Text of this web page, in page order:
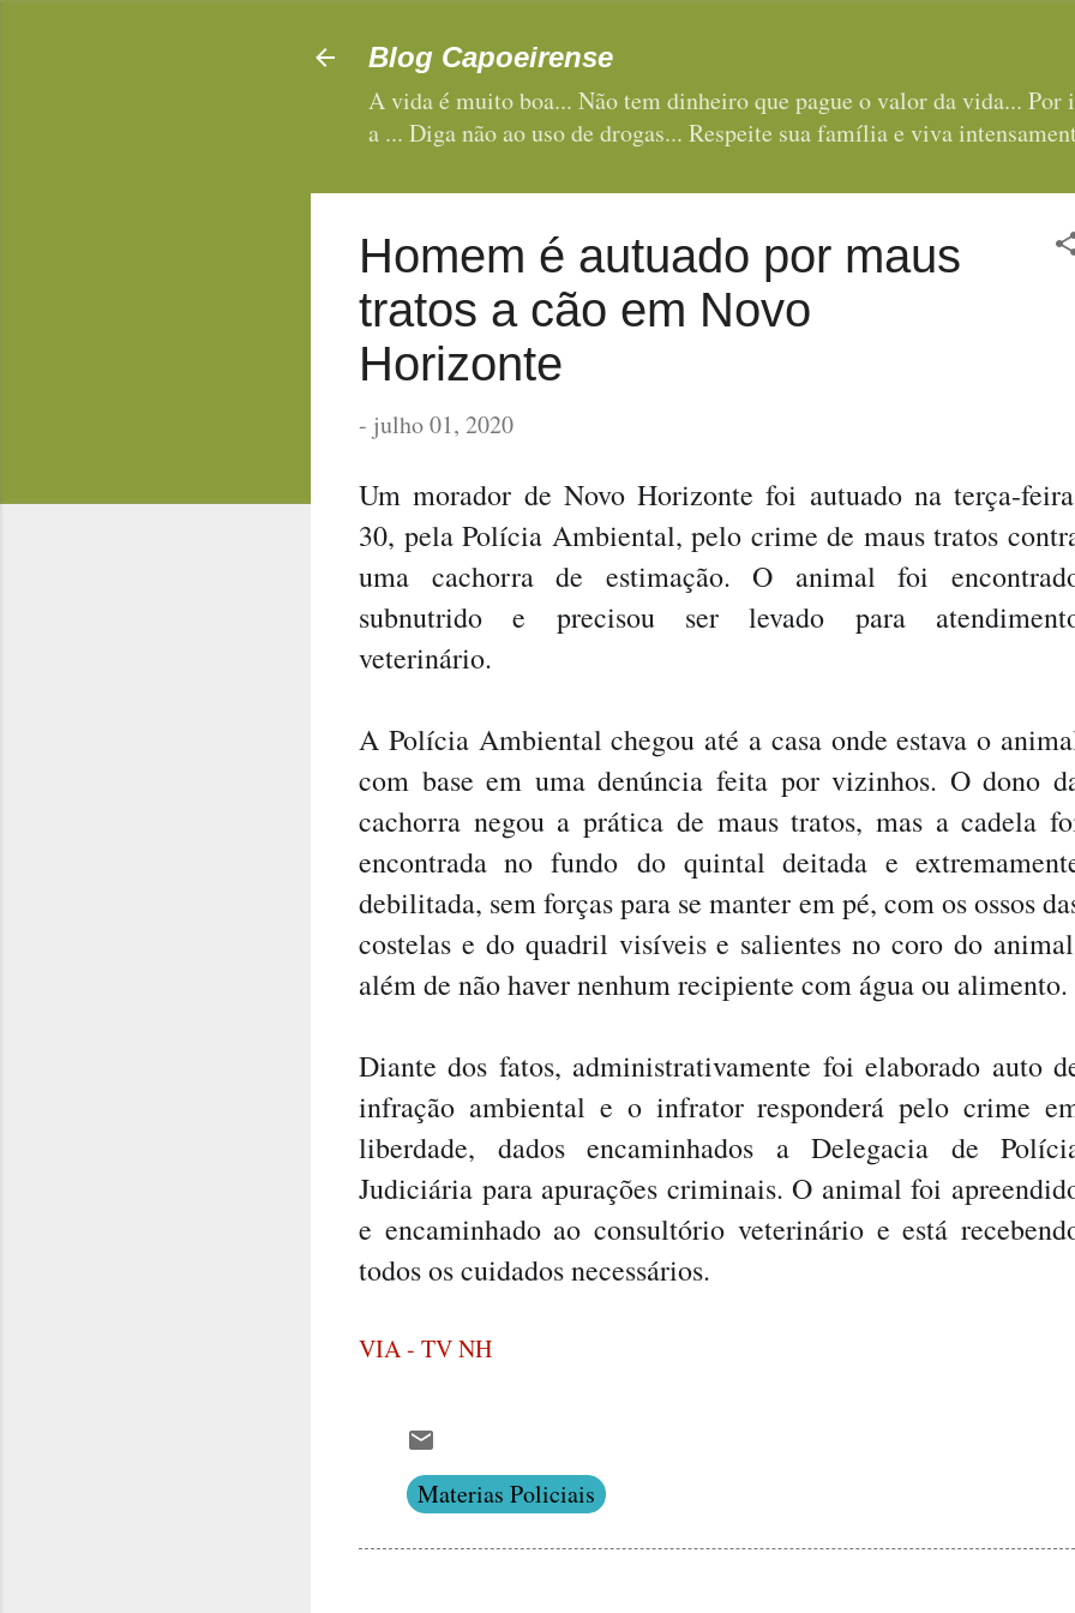
Blog Capoeirense
A vida é muito boa... Não tem dinheiro que pague o valor da vida... Por
a ... Diga não ao uso de drogas... Respeite sua família e viva
Homem é autuado por maus
tratos a cão em Novo
Horizonte
- julho 01, 2020
Um morador de Novo Horizonte foi autuado na terça-
30, pela Polícia Ambiental, pelo crime de maus tratos
uma cachorra de estimação. O animal foi
subnutrido e precisou ser levado para
veterinário.
A Polícia Ambiental chegou até a casa onde estava o
com base em uma denúncia feita por vizinhos. O dono
cachorra negou a prática de maus tratos, mas a cadela
encontrada no fundo do quintal deitada e
debilitada, sem forças para se manter em pé, com os ossos
costelas e do quadril visíveis e salientes no coro do
além de não haver nenhum recipiente com água ou alimento.
Diante dos fatos, administrativamente foi elaborado auto
infração ambiental e o infrator responderá pelo crime
liberdade, dados encaminhados a Delegacia de
Judiciária para apurações criminais. O animal foi
e encaminhado ao consultório veterinário e está
todos os cuidados necessários.
VIA - TV NH
Materias Policiais